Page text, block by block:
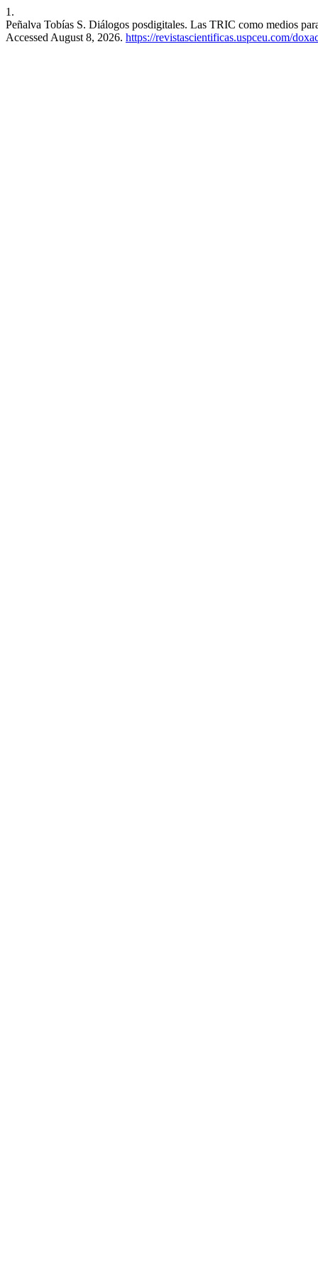
1.
Peñalva Tobías S. Diálogos posdigitales. Las TRIC como medios
Accessed August 8, 2026. https://revistascientificas.uspceu.com/